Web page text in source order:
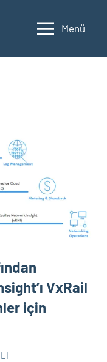
Menü
VxRail
için